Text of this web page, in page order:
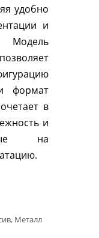
удобно
и
Модель
формат
в
и
на
Металл